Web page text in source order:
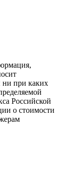
ни при каких
Российской
о стоимости